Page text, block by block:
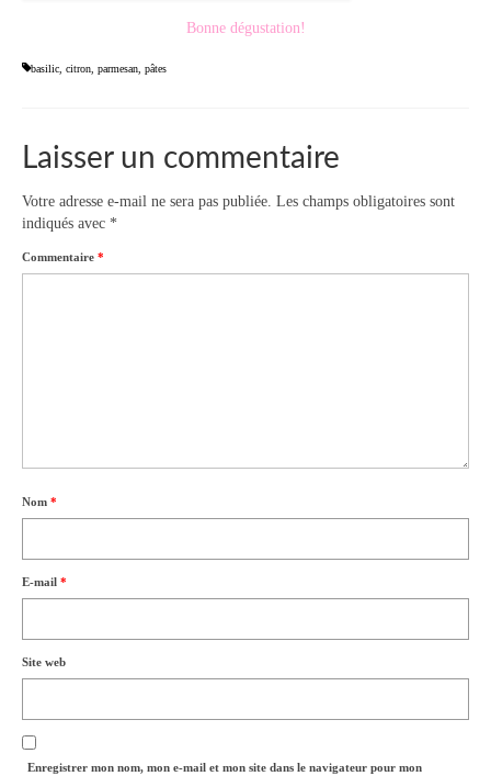
Bonne dégustation!
basilic, citron, parmesan, pâtes
Laisser un commentaire
Votre adresse e-mail ne sera pas publiée. Les champs obligatoires sont
indiqués avec *
Commentaire *
Nom *
E-mail *
Site web
Enregistrer mon nom, mon e-mail et mon site dans le navigateur pour mon